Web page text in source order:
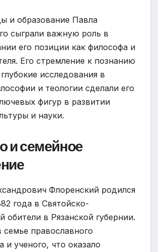
и образование Павла
сыграли важную роль в
его позиции как философа и
Его стремление к познанию
исследования в
и теологии сделали его
фигур в развитии
и науки.
и семейное
Флоренский родился
года в Святойско-
обители в Рязанской губернии.
православного
и ученого, что оказало